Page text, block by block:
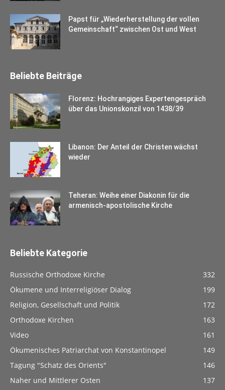
Papst für „Wiederherstellung der vollen
Gemeinschaft“ zwischen Ost und West
Beliebte Beiträge
Florenz: Hochrangiges Expertengespräch
über das Unionskonzil von 1438/39
Libanon: Der Anteil der Christen wächst
wieder
Teheran: Weihe einer Diakonin für die
armenisch-apostolische Kirche
Beliebte Kategorie
Russische Orthodoxe Kirche
332
Ökumene und Interreligiöser Dialog
199
Religion, Gesellschaft und Politik
172
Orthodoxe Kirchen
163
Video
161
Ökumenisches Patriarchat von Konstantinopel
149
Tagung "Schatz des Orients"
146
Naher und Mittlerer Osten
137